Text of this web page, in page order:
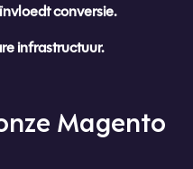
conversie.
infrastructuur.
Magento